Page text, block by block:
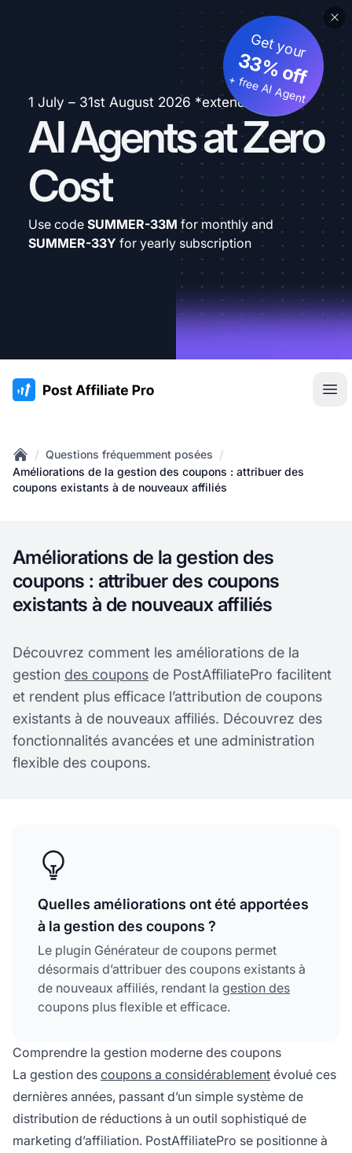
1 July – 31st August 2026 *extended
AI Agents at Zero
Cost
Get your
33% off
+ free AI Agent
Use code SUMMER-33M for monthly and
SUMMER-33Y for yearly subscription
:site.title
Home
/ Questions fréquemment posées /
Améliorations de la gestion des coupons : attribuer des
coupons existants à de nouveaux affiliés
Améliorations de la gestion des
coupons : attribuer des coupons
existants à de nouveaux affiliés
Découvrez comment les améliorations de la
gestion des coupons de PostAffiliatePro facilitent
et rendent plus efficace l’attribution de coupons
existants à de nouveaux affiliés. Découvrez des
fonctionnalités avancées et une administration
flexible des coupons.
Quelles améliorations ont été apportées
à la gestion des coupons ?
Le plugin Générateur de coupons permet
désormais d’attribuer des coupons existants à
de nouveaux affiliés, rendant la gestion des
coupons plus flexible et efficace.
Comprendre la gestion moderne des coupons
La gestion des coupons a considérablement évolué ces
dernières années, passant d’un simple système de
distribution de réductions à un outil sophistiqué de
marketing d’affiliation. PostAffiliatePro se positionne à